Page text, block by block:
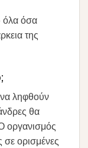
όλα όσα
της
να ληφθούν
θα
οργανισμός
σε ορισμένες